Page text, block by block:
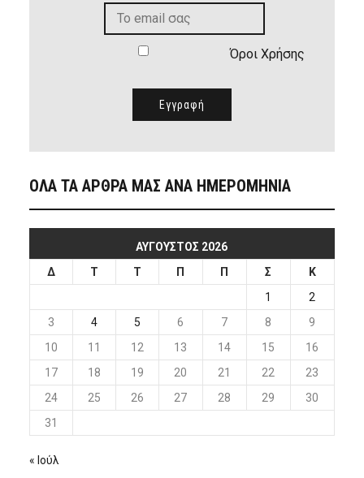
Όροι Χρήσης
ΟΛΑ ΤΑ ΑΡΘΡΑ ΜΑΣ ΑΝΑ ΗΜΕΡΟΜΗΝΙΑ
ΑΎΓΟΥΣΤΟΣ 2026
Δ
Τ Τ Π Π Σ
Κ
1
2
3
4 5 6 7 8
9
10
11 12 13 14 15
16
17
18 19 20 21 22
23
24
25 26 27 28 29
30
31
« Ιούλ